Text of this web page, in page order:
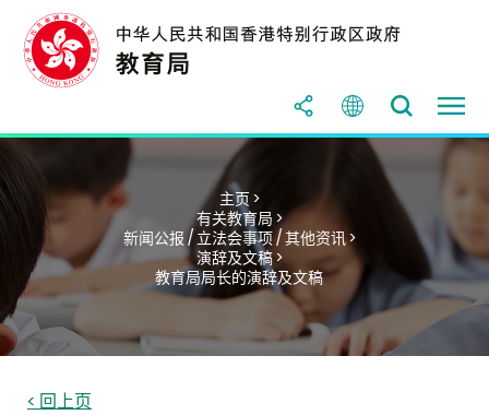
主页 >
有关教育局 >
新闻公报 / 立法会事项 / 其他资讯 >
演辞及文稿 >
教育局局长的演辞及文稿
< 回上页